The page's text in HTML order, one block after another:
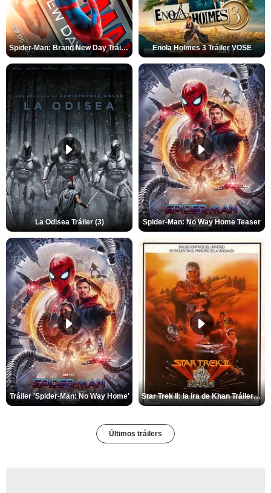
Spider-Man: Brand New Day Tráiler (3) Enola Holmes 3 Tráiler VOSE
La Odisea Tráiler (3) Spider-Man: No Way Home Teaser
Tráiler 'Spider-Man: No Way Home' Star Trek II: la ira de Khan Tráiler VO
Últimos tráilers